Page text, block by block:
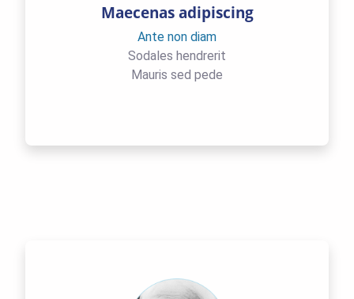
Maecenas adipiscing
Ante non diam
Sodales hendrerit
Mauris sed pede